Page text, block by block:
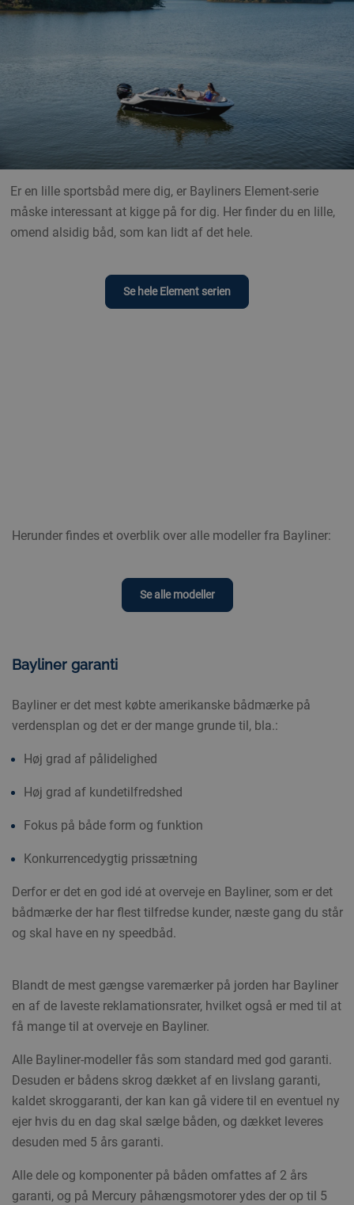
Er en lille sportsbåd mere dig, er Bayliners Element-serie
måske interessant at kigge på for dig. Her finder du en lille,
omend alsidig båd, som kan lidt af det hele.
Se hele Element serien
Herunder findes et overblik over alle modeller fra Bayliner:
Se alle modeller
Bayliner garanti
Bayliner er det mest købte amerikanske bådmærke på
verdensplan og det er der mange grunde til, bla.:
Høj grad af pålidelighed
Høj grad af kundetilfredshed
Fokus på både form og funktion
Konkurrencedygtig prissætning
Derfor er det en god idé at overveje en Bayliner, som er det
bådmærke der har flest tilfredse kunder, næste gang du står
og skal have en ny speedbåd.
Blandt de mest gængse varemærker på jorden har Bayliner
en af de laveste reklamationsrater, hvilket også er med til at
få mange til at overveje en Bayliner.
Alle Bayliner-modeller fås som standard med god garanti.
Desuden er bådens skrog dækket af en livslang garanti,
kaldet skroggaranti, der kan kan gå videre til en eventuel ny
ejer hvis du en dag skal sælge båden, og dækket leveres
desuden med 5 års garanti.
Alle dele og komponenter på båden omfattes af 2 års
garanti, og på Mercury påhængsmotorer ydes der op til 5